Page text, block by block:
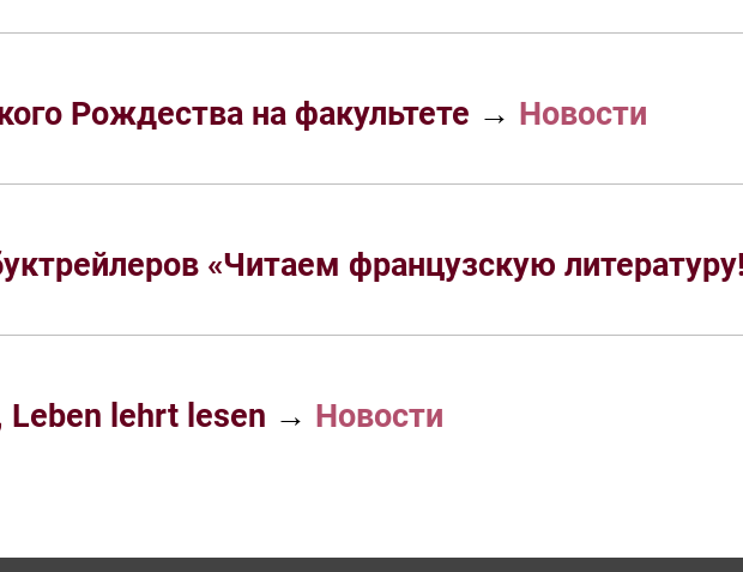
Рождества на факультете → Новости
«Читаем французскую
lehrt lesen → Новости